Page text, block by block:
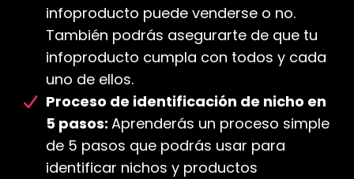
infoproducto puede venderse o no.
También podrás asegurarte de que tu
infoproducto cumpla con todos y cada
uno de ellos.
Proceso de identificación de nicho en
5 pasos: Aprenderás un proceso simple
de 5 pasos que podrás usar para
identificar nichos y productos